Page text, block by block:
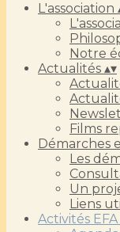
L'association
Notre
Actualités ▴▾
Films
Démarches
Les
Un
Liens
Activités EFA